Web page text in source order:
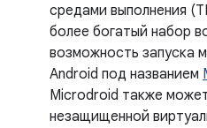
средами выполнения
более богатый набор
возможность запуска
Android под названием
Microdroid также
незащищенной